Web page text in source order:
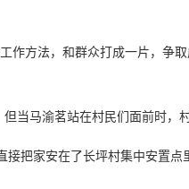
方法，和群众打成一片，争取
马渝茗站在村民们面前时，村
家安在了长坪村集中安置点